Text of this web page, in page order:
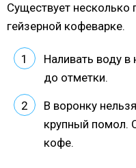
Существует несколько
гейзерной кофеварке.
Наливать воду
до отметки.
В воронку
крупный помол.
кофе.